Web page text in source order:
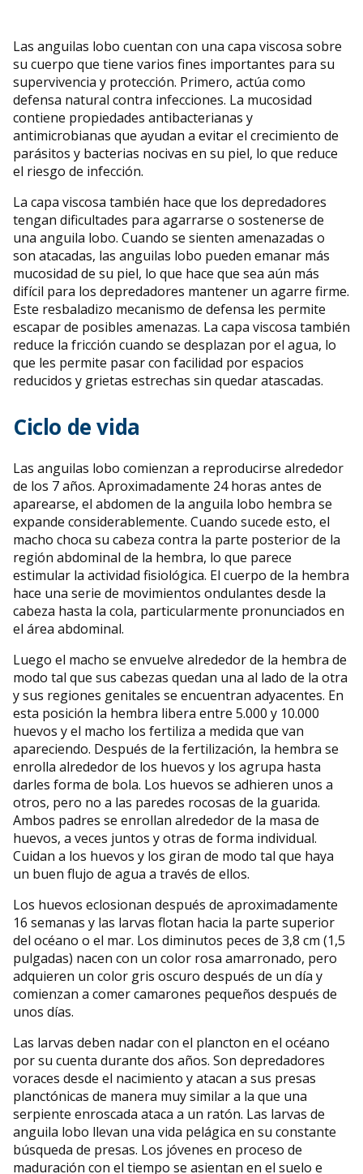
Las anguilas lobo cuentan con una capa viscosa sobre
su cuerpo que tiene varios fines importantes para su
supervivencia y protección. Primero, actúa como
defensa natural contra infecciones. La mucosidad
contiene propiedades antibacterianas y
antimicrobianas que ayudan a evitar el crecimiento de
parásitos y bacterias nocivas en su piel, lo que reduce
el riesgo de infección.
La capa viscosa también hace que los depredadores
tengan dificultades para agarrarse o sostenerse de
una anguila lobo. Cuando se sienten amenazadas o
son atacadas, las anguilas lobo pueden emanar más
mucosidad de su piel, lo que hace que sea aún más
difícil para los depredadores mantener un agarre firme.
Este resbaladizo mecanismo de defensa les permite
escapar de posibles amenazas. La capa viscosa también
reduce la fricción cuando se desplazan por el agua, lo
que les permite pasar con facilidad por espacios
reducidos y grietas estrechas sin quedar atascadas.
Ciclo de vida
Las anguilas lobo comienzan a reproducirse alrededor
de los 7 años. Aproximadamente 24 horas antes de
aparearse, el abdomen de la anguila lobo hembra se
expande considerablemente. Cuando sucede esto, el
macho choca su cabeza contra la parte posterior de la
región abdominal de la hembra, lo que parece
estimular la actividad fisiológica. El cuerpo de la hembra
hace una serie de movimientos ondulantes desde la
cabeza hasta la cola, particularmente pronunciados en
el área abdominal.
Luego el macho se envuelve alrededor de la hembra de
modo tal que sus cabezas quedan una al lado de la otra
y sus regiones genitales se encuentran adyacentes. En
esta posición la hembra libera entre 5.000 y 10.000
huevos y el macho los fertiliza a medida que van
apareciendo. Después de la fertilización, la hembra se
enrolla alrededor de los huevos y los agrupa hasta
darles forma de bola. Los huevos se adhieren unos a
otros, pero no a las paredes rocosas de la guarida.
Ambos padres se enrollan alrededor de la masa de
huevos, a veces juntos y otras de forma individual.
Cuidan a los huevos y los giran de modo tal que haya
un buen flujo de agua a través de ellos.
Los huevos eclosionan después de aproximadamente
16 semanas y las larvas flotan hacia la parte superior
del océano o el mar. Los diminutos peces de 3,8 cm (1,5
pulgadas) nacen con un color rosa amarronado, pero
adquieren un color gris oscuro después de un día y
comienzan a comer camarones pequeños después de
unos días.
Las larvas deben nadar con el plancton en el océano
por su cuenta durante dos años. Son depredadores
voraces desde el nacimiento y atacan a sus presas
planctónicas de manera muy similar a la que una
serpiente enroscada ataca a un ratón. Las larvas de
anguila lobo llevan una vida pelágica en su constante
búsqueda de presas. Los jóvenes en proceso de
maduración con el tiempo se asientan en el suelo e